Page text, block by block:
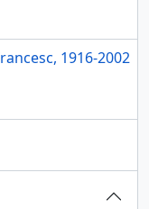
1916-2002